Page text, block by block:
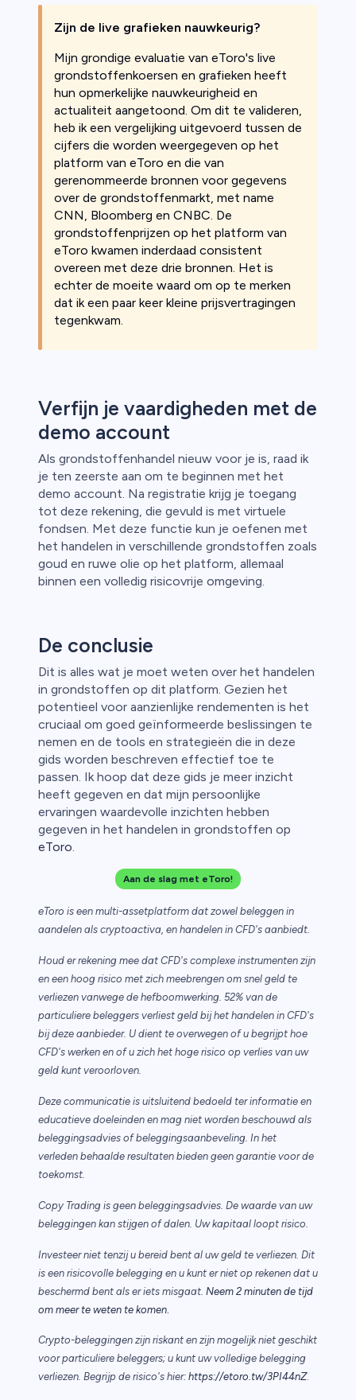
Zijn de live grafieken nauwkeurig?
Mijn grondige evaluatie van eToro's live
grondstoffenkoersen en grafieken heeft
hun opmerkelijke nauwkeurigheid en
actualiteit aangetoond. Om dit te valideren,
heb ik een vergelijking uitgevoerd tussen de
cijfers die worden weergegeven op het
platform van eToro en die van
gerenommeerde bronnen voor gegevens
over de grondstoffenmarkt, met name
CNN, Bloomberg en CNBC. De
grondstoffenprijzen op het platform van
eToro kwamen inderdaad consistent
overeen met deze drie bronnen. Het is
echter de moeite waard om op te merken
dat ik een paar keer kleine prijsvertragingen
tegenkwam.
Verfijn je vaardigheden met de
demo account
Als grondstoffenhandel nieuw voor je is, raad ik
je ten zeerste aan om te beginnen met het
demo account. Na registratie krijg je toegang
tot deze rekening, die gevuld is met virtuele
fondsen. Met deze functie kun je oefenen met
het handelen in verschillende grondstoffen zoals
goud en ruwe olie op het platform, allemaal
binnen een volledig risicovrije omgeving.
De conclusie
Dit is alles wat je moet weten over het handelen
in grondstoffen op dit platform. Gezien het
potentieel voor aanzienlijke rendementen is het
cruciaal om goed geïnformeerde beslissingen te
nemen en de tools en strategieën die in deze
gids worden beschreven effectief toe te
passen. Ik hoop dat deze gids je meer inzicht
heeft gegeven en dat mijn persoonlijke
ervaringen waardevolle inzichten hebben
gegeven in het handelen in grondstoffen op
eToro
Aan de slag met eToro!
eToro is een multi-assetplatform dat zowel beleggen in
aandelen als cryptoactiva, en handelen in CFD's aanbiedt.
Houd er rekening mee dat CFD's complexe instrumenten zijn
en een hoog risico met zich meebrengen om snel geld te
verliezen vanwege de hefboomwerking. 52% van de
particuliere beleggers verliest geld bij het handelen in CFD's
bij deze aanbieder. U dient te overwegen of u begrijpt hoe
CFD's werken en of u zich het hoge risico op verlies van uw
geld kunt veroorloven.
Deze communicatie is uitsluitend bedoeld ter informatie en
educatieve doeleinden en mag niet worden beschouwd als
beleggingsadvies of beleggingsaanbeveling. In het
verleden behaalde resultaten bieden geen garantie voor de
toekomst.
Copy Trading is geen beleggingsadvies. De waarde van uw
beleggingen kan stijgen of dalen. Uw kapitaal loopt risico.
Investeer niet tenzij u bereid bent al uw geld te verliezen. Dit
is een risicovolle belegging en u kunt er niet op rekenen dat u
beschermd bent als er iets misgaat. Neem 2 minuten de tijd
om meer te weten te komen
Crypto-beleggingen zijn riskant en zijn mogelijk niet geschikt
voor particuliere beleggers; u kunt uw volledige belegging
verliezen. Begrijp de risico's hier: https://etoro.tw/3PI44nZ.